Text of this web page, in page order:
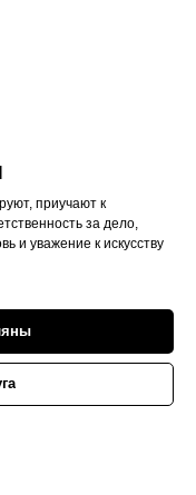
приучают к
за дело,
и уважение к искусству